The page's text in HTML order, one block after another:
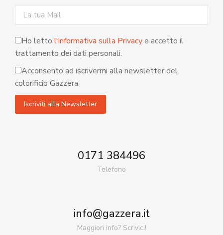
Ho letto l'informativa sulla Privacye accetto il
trattamento dei dati personali.
Acconsento ad iscrivermi alla newsletter del
colorificio Gazzera
0171 384496
Telefono
info@gazzera.it
Maggiori info? Scrivici!